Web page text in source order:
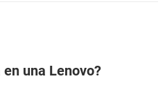
una Lenovo?